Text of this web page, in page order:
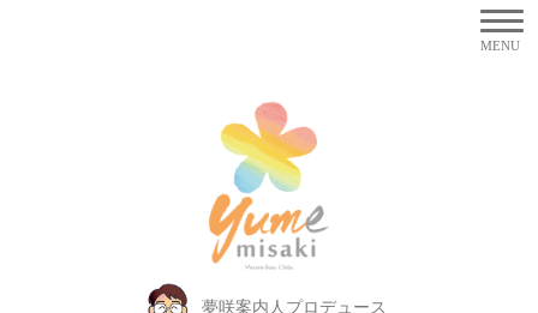
夢咲案内人プロデュース